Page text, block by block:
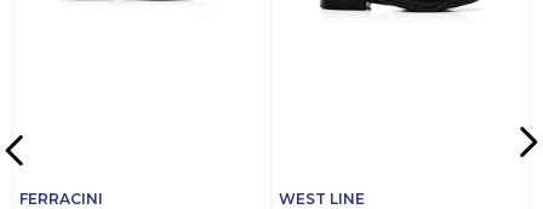
FERRACINI WEST LINE